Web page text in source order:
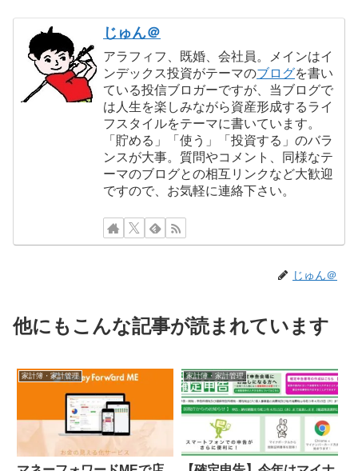
じゅん＠
アラフィフ、既婚、会社員。メインはイ
ンデックス投資がテーマのブログを書い
ている投信ブロガーですが、当ブログで
は人生を楽しみながら資産形成するライ
フスタイルをテーマに書いています。
「貯める」「使う」「投資する」のバラ
ンスが大事。質問やコメント、同様なテ
ーマのブログとの相互リンクなど大歓迎
ですので、お気軽に連絡下さい。
じゅん＠
他にもこんな記事が読まれています
家計簿・家計管理 家計簿・家計管理